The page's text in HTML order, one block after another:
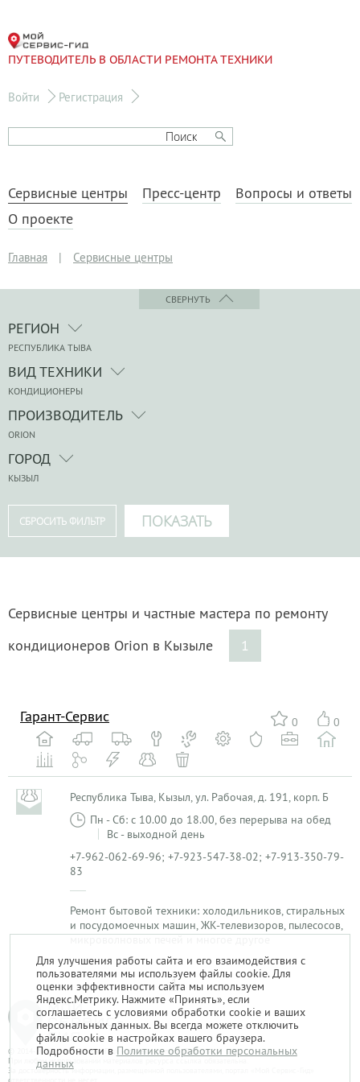
ПУТЕВОДИТЕЛЬ В ОБЛАСТИ РЕМОНТА ТЕХНИКИ
Войти Регистрация
Сервисные центры Пресс-центр
Вопросы и ответы
О проекте
Главная | Сервисные центры
СВЕРНУТЬ
РЕГИОН
РЕСПУБЛИКА ТЫВА
ВИД ТЕХНИКИ
КОНДИЦИОНЕРЫ
ПРОИЗВОДИТЕЛЬ
ORION
ГОРОД
КЫЗЫЛ
Сервисные центры и частные мастера по ремонту
кондиционеров Orion в Кызыле
1
0 0
Гарант-Сервис
Республика Тыва, Кызыл, ул. Рабочая, д. 191, корп. Б
Пн - Сб: с 10.00 до 18.00, без перерыва на обед
Вс - выходной день
+7-962-062-69-96; +7-923-547-38-02; +7-913-350-79-
83
Ремонт бытовой техники: холодильников, стиральных
и посудомоечных машин, ЖК-телевизоров, пылесосов,
микроволновых печей и многое другое
1
© 2014-2026. «Мой Сервис-Гид» – проект группы «Текарт».
При любом использовании материалов ресурса ссылка обязательна.
За достоверность информации, размещенной пользователями, портал «Мой Сервис-Гид»
Для улучшения работы сайта и его взаимодействия с
пользователями мы используем файлы cookie. Для
оценки эффективности сайта мы используем
Яндекс.Метрику. Нажмите «Принять», если
соглашаетесь с условиями обработки cookie и ваших
персональных данных. Вы всегда можете отключить
файлы cookie в настройках вашего браузера.
Подробности в Политике обработки персональных
данных